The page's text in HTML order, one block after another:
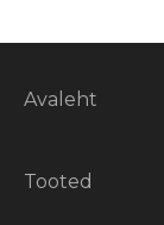
Avaleht
Tooted